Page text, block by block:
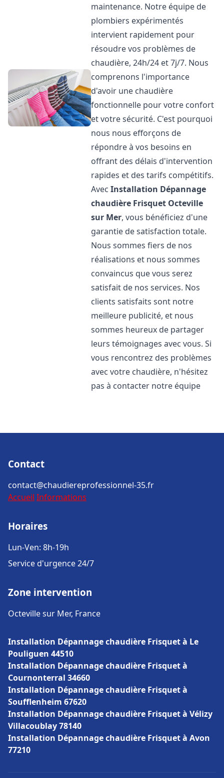
maintenance. Notre équipe de
plombiers expérimentés
intervient rapidement pour
résoudre vos problèmes de
chaudière, 24h/24 et 7j/7. Nous
comprenons l'importance
d'avoir une chaudière
fonctionnelle pour votre confort
et votre sécurité. C'est pourquoi
nous nous efforçons de
répondre à vos besoins en
offrant des délais d'intervention
rapides et des tarifs compétitifs.
AvecInstallation Dépannage
chaudière Frisquet Octeville
sur Mer, vous bénéficiez d'une
garantie de satisfaction totale.
Nous sommes fiers de nos
réalisations et nous sommes
convaincus que vous serez
satisfait de nos services. Nos
clients satisfaits sont notre
meilleure publicité, et nous
sommes heureux de partager
leurs témoignages avec vous. Si
vous rencontrez des problèmes
avec votre chaudière, n'hésitez
pas à contacter notre équipe
Contact
contact@chaudiereprofessionnel-35.fr
Accueil Informations
Horaires
Lun-Ven: 8h-19h
Service d'urgence 24/7
Zone intervention
Octeville sur Mer, France
Installation Dépannage chaudière Frisquet à Le
Pouliguen 44510
Installation Dépannage chaudière Frisquet à
Cournonterral 34660
Installation Dépannage chaudière Frisquet à
Soufflenheim 67620
Installation Dépannage chaudière Frisquet à Vélizy
Villacoublay 78140
Installation Dépannage chaudière Frisquet à Avon
77210